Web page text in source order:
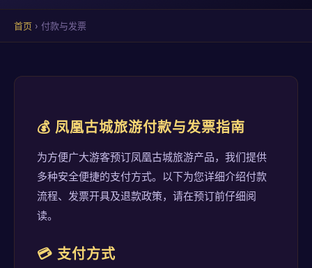
首页 › 付款与发票
💰 凤凰古城旅游付款与发票指南
为方便广大游客预订凤凰古城旅游产品，我们提供
多种安全便捷的支付方式。以下为您详细介绍付款
流程、发票开具及退款政策，请在预订前仔细阅
读。
💳 支付方式